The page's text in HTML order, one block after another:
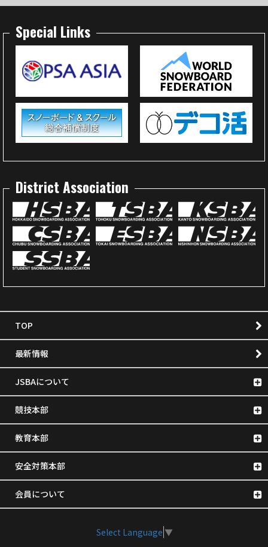
Special Links
District Association
TOP
最新情報
JSBAについて
競技本部
教育本部
安全対策本部
会員について
Select Language ▼